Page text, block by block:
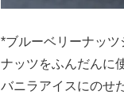
*ブルーベリーナッツ
ナッツをふんだんに
バニラアイスにのせ